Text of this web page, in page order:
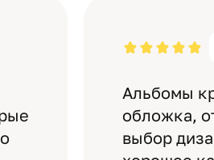
Альбомы
обложка,
выбор